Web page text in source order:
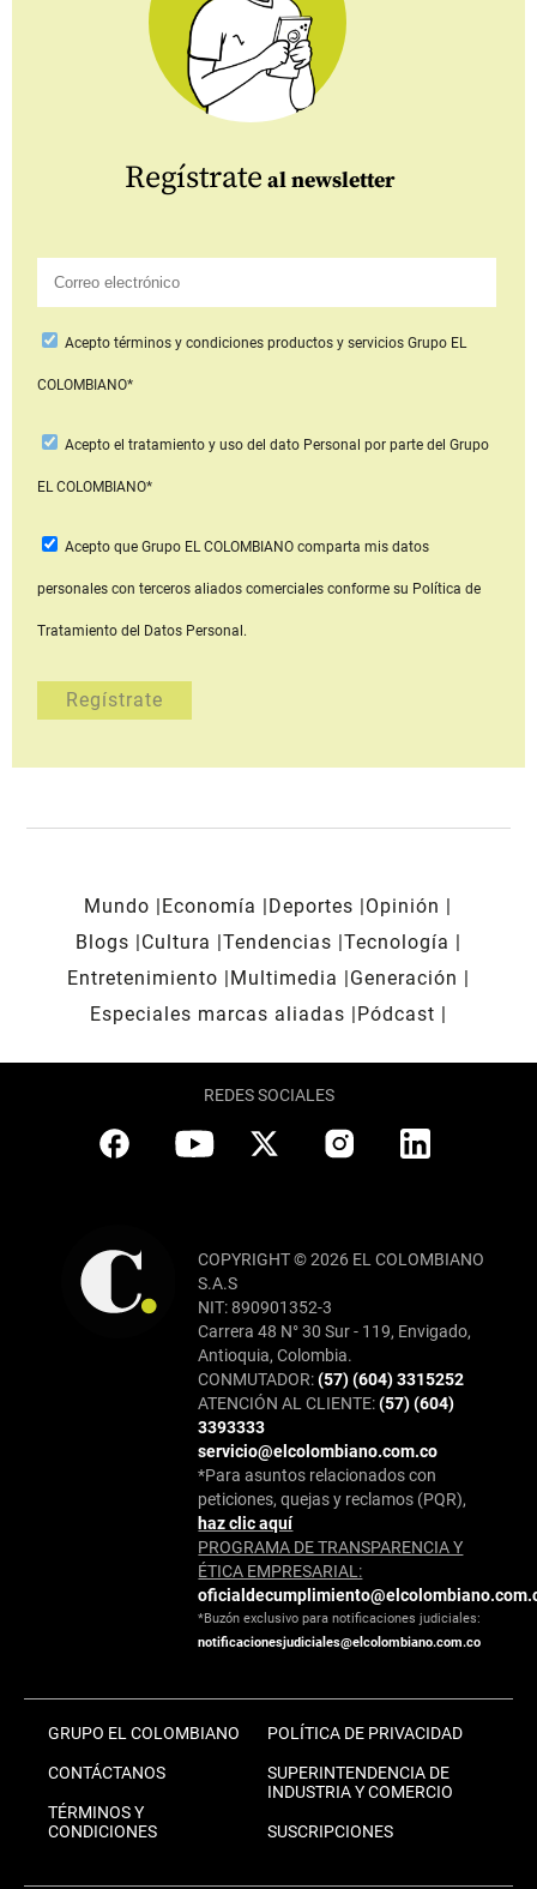
Regístrate al newsletter
Aceptotérminos y condiciones productos y serviciosGrupo EL
COLOMBIANO*
Acepto el tratamiento y uso del dato Personal por parte del Grupo
EL COLOMBIANO*
Acepto que Grupo EL COLOMBIANOcomparta mis datos
personales con terceros aliados comerciales conforme su Política de
Tratamiento del Datos Personal.
Mundo Economía Deportes
Opinión
Blogs
Cultura Tendencias Tecnología
Entretenimiento
Multimedia
Generación
Especiales marcas aliadas
Pódcast
REDES SOCIALES
COPYRIGHT © 2026 EL COLOMBIANO
S.A.S
NIT: 890901352-3
Carrera 48 N° 30 Sur - 119, Envigado,
Antioquia, Colombia.
CONMUTADOR:(57) (604) 3315252
ATENCIÓN AL CLIENTE:(57) (604)
3393333
servicio@elcolombiano.com.co
*Para asuntos relacionados con
peticiones, quejas y reclamos (PQR),
haz clic aquí
PROGRAMA DE TRANSPARENCIA Y
ÉTICA EMPRESARIAL:
*Buzón exclusivo para notificaciones judiciales:
notificacionesjudiciales@elcolombiano.com.co
GRUPO EL COLOMBIANO
CONTÁCTANOS
TÉRMINOS Y
CONDICIONES
POLÍTICA DE PRIVACIDAD
SUPERINTENDENCIA DE
INDUSTRIA Y COMERCIO
SUSCRIPCIONES